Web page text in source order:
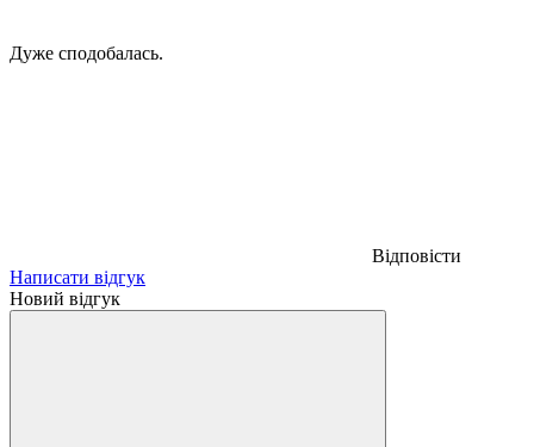
Дуже сподобалась.
Відповісти
Написати відгук
Новий відгук